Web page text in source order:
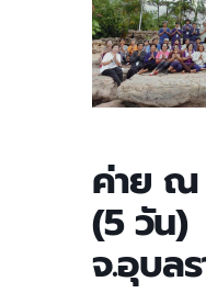
ค่าย ณ
(5 วัน)
จ.อุบล